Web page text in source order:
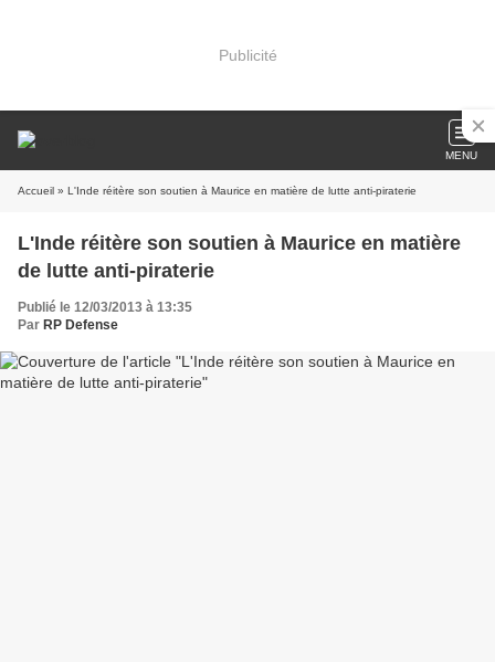
Publicité
MENU
Accueil » L'Inde réitère son soutien à Maurice en matière de lutte anti-piraterie
L'Inde réitère son soutien à Maurice en matière
de lutte anti-piraterie
Publié le 12/03/2013 à 13:35
Par RP Defense